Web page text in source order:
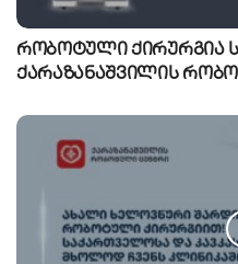
რობოტული ქირურგია
ქარაზანაშვილის